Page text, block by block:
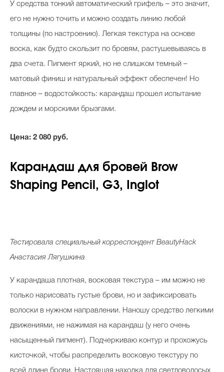
У средства тонкий автоматический грифель – это значит,
его не нужно точить и можно создать линию любой
толщины (по настроению). Легкая текстура на основе
воска, как будто скользит по бровям, растушевываясь в
два счета. Пигмент яркий, но не слишком темный –
матовый финиш и натуральный эффект обеспечен! Но
главное – водостойкость: карандаш прошел испытание
дождем и морскими брызгами.
Цена: 2 080 руб.
Карандаш для бровей Brow
Shaping Pencil, G3, Inglot
Тестировала специальный корреспондент BeautyHack
Анастасия Лягушкина
У карандаша плотная, восковая текстура ­– им можно не
только нарисовать густые брови, но и зафиксировать
волоски в нужном направлении. Наношу средство легкими
движениями, не нажимая на карандаш (у него очень
насыщенный пигмент). Подчеркиваю контур и прохожусь
кисточкой, чтобы распределить восковую текстуру по
всей длине брови. Настоящая находка для светловолосых